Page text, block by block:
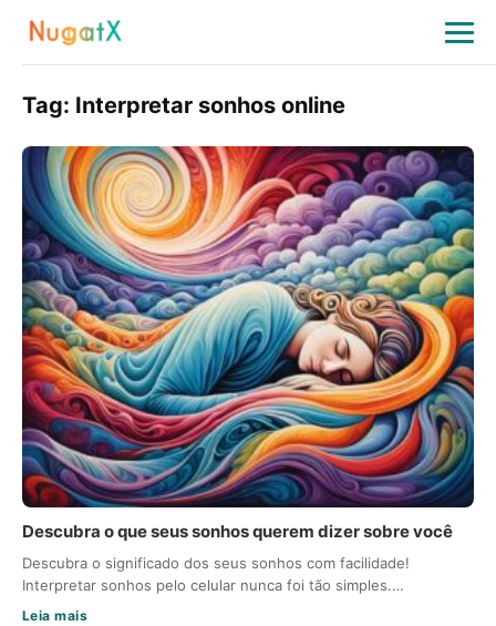
Tag: Interpretar sonhos online
Descubra o que seus sonhos querem dizer sobre você
Descubra o significado dos seus sonhos com facilidade!
Interpretar sonhos pelo celular nunca foi tão simples.…
Leia mais